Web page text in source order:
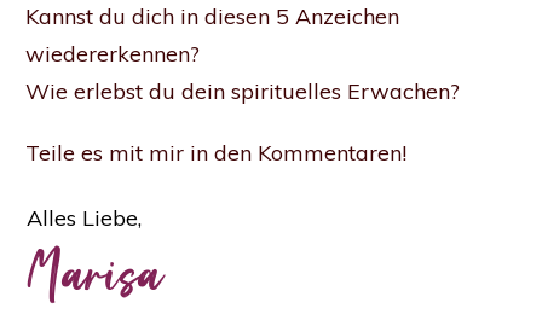
Kannst du dich in diesen 5 Anzeichen
wiedererkennen?
Wie erlebst du dein spirituelles Erwachen?
Teile es mit mir in den Kommentaren!
Alles Liebe,
Marisa